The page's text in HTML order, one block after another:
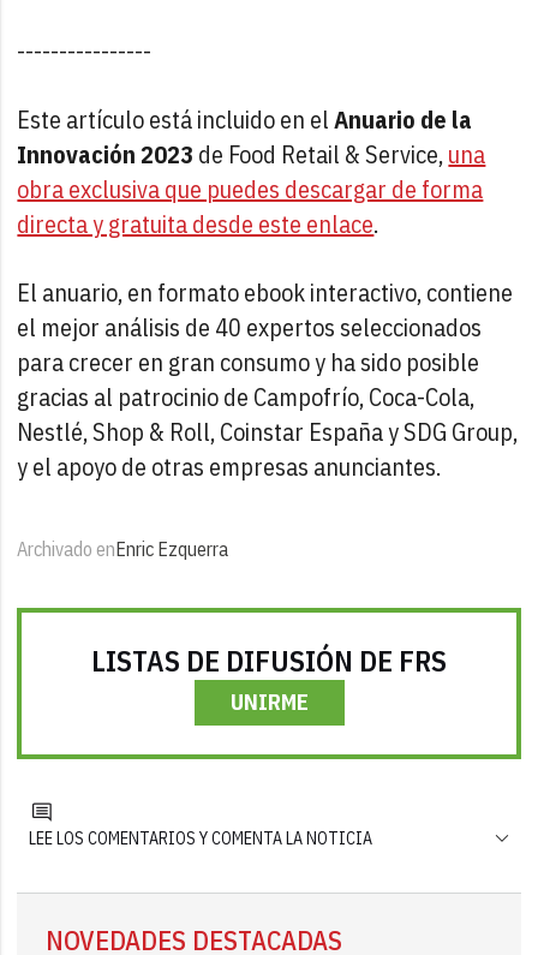
----------------
Este artículo está incluido en elAnuario de la
Innovación 2023 de Food Retail & Service,una
obra exclusiva que puedes descargar de forma
directa y gratuita desde este enlace.
El anuario, en formato ebook interactivo, contiene
el mejor análisis de 40 expertos seleccionados
para crecer en gran consumo y ha sido posible
gracias al patrocinio de Campofrío, Coca-Cola,
Nestlé, Shop & Roll, Coinstar España y SDG Group,
y el apoyo de otras empresas anunciantes.
Archivado enEnric Ezquerra
LISTAS DE DIFUSIÓN DE FRS
UNIRME
LEE LOS COMENTARIOS Y COMENTA LA NOTICIA
NOVEDADES DESTACADAS